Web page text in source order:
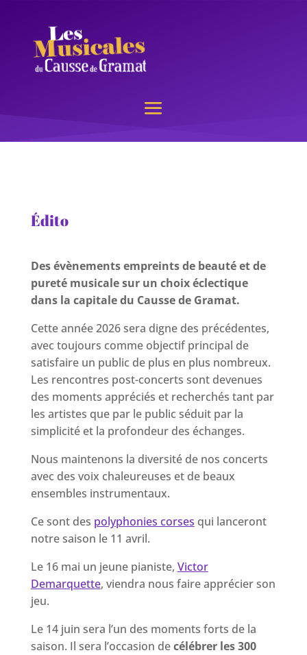
Édito
Des évènements empreints de beauté et de
pureté musicale sur un choix éclectique
dans la capitale du Causse de Gramat.
Cette année 2026 sera digne des précédentes,
avec toujours comme objectif principal de
satisfaire un public de plus en plus nombreux.
Les rencontres post-concerts sont devenues
des moments appréciés et recherchés tant par
les artistes que par le public séduit par la
simplicité et la profondeur des échanges.
Nous maintenons la diversité de nos concerts
avec des voix chaleureuses et de beaux
ensembles instrumentaux.
Ce sont des polyphonies corses qui lanceront
notre saison le 11 avril.
Le 16 mai un jeune pianiste, Victor
Demarquette, viendra nous faire apprécier son
jeu.
Le 14 juin sera l’un des moments forts de la
saison. Il sera l’occasion decélébrer les 300